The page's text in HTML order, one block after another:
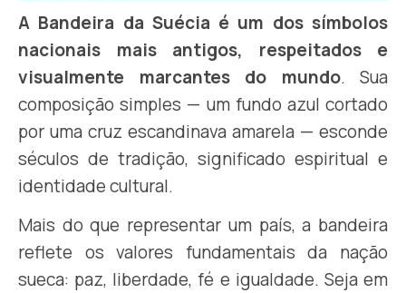
A Bandeira da Suécia é um dos símbolos
nacionais mais antigos, respeitados e
visualmente marcantes do mundo. Sua
composição simples — um fundo azul cortado
por uma cruz escandinava amarela — esconde
séculos de tradição, significado espiritual e
identidade cultural.
Mais do que representar um país, a bandeira
reflete os valores fundamentais da nação
sueca: paz, liberdade, fé e igualdade. Seja em